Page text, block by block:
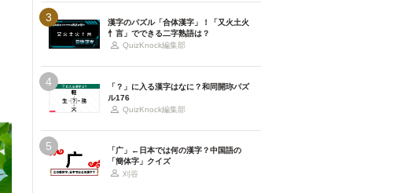
3
漢字のパズル「合体漢字」！「又火土火
忄言」でできる二字熟語は？
QuizKnock編集部
4
「？」に入る漢字はなに？和同開珎パズ
ル176
QuizKnock編集部
5
「广」←日本では何の漢字？中国語の
「簡体字」クイズ
刈谷